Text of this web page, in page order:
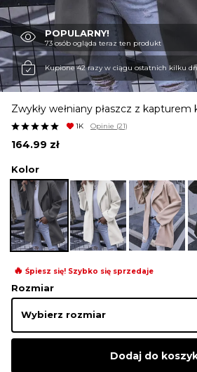
BLUZKI
KURTKI I PŁASZCZE
SPÓDNICE
SPODNIE
KOMBINEZONY
MARYNARKI
POPULARNY!
73 osób ogląda teraz ten produkt
Kupione 42 razy w ciągu ostatnich kilku
Zwykły wełniany płaszcz z kapturem
1K Opinie (21)
164.99 zł
Kolor
🔥 Śpiesz się! Szybko się sprzedaje
Rozmiar
Dodaj do